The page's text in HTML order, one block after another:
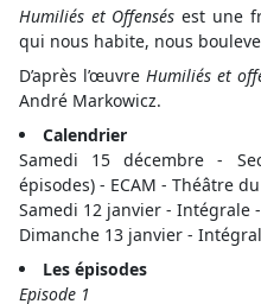
Humiliés et Offensés est une
qui nous habite, nous
D’après l’œuvre Humiliés et
André Markowicz.
Calendrier
Samedi 15 décembre -
épisodes) - ECAM - Théâtre
Samedi 12 janvier - Intégrale
Dimanche 13 janvier -
Les épisodes
Episode 1